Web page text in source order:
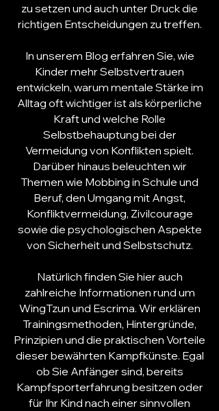
zu setzen und auch unter Druck die
richtigen Entscheidungen zu treffen.
In unserem Blog erfahren Sie, wie
Kinder mehr Selbstvertrauen
entwickeln, warum mentale Stärke im
Alltag oft wichtiger ist als körperliche
Kraft und welche Rolle
Selbstbehauptung bei der
Vermeidung von Konflikten spielt.
Darüber hinaus beleuchten wir
Themen wie Mobbing in Schule und
Beruf, den Umgang mit Angst,
Konfliktvermeidung, Zivilcourage
sowie die psychologischen Aspekte
von Sicherheit und Selbstschutz.
Natürlich finden Sie hier auch
zahlreiche Informationen rund um
WingTzun und Escrima. Wir erklären
Trainingsmethoden, Hintergründe,
Prinzipien und die praktischen Vorteile
dieser bewährten Kampfkünste. Egal
ob Sie Anfänger sind, bereits
Kampfsporterfahrung besitzen oder
für Ihr Kind nach einer sinnvollen